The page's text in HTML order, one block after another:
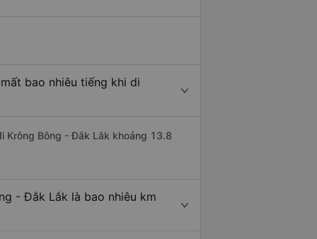
bao nhiêu tiếng khi di
Krông Bông - Đắk Lắk khoảng 13.8
- Đắk Lắk là bao nhiêu km